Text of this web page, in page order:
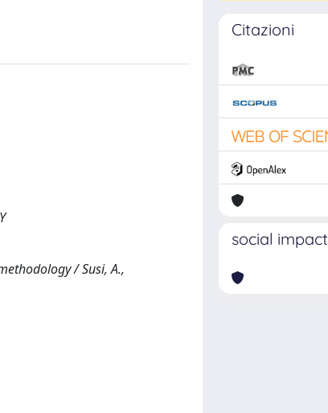
/ Susi, A.,
Citazioni
social impact